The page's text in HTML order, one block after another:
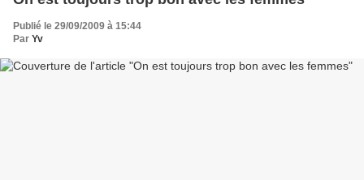
Publié le 29/09/2009 à 15:44
Par Yv